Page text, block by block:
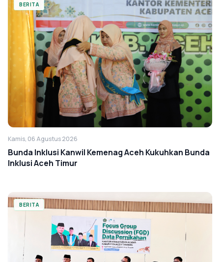
BERITA
Kamis, 06 Agustus 2026
Bunda Inklusi Kanwil Kemenag Aceh Kukuhkan Bunda
Inklusi Aceh Timur
BERITA